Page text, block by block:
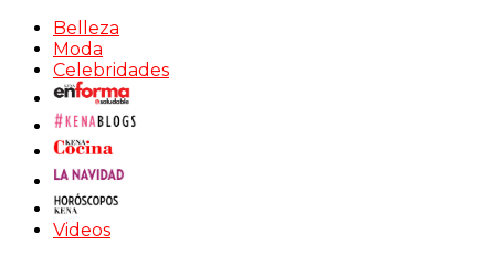
Belleza
Moda
Celebridades
Videos